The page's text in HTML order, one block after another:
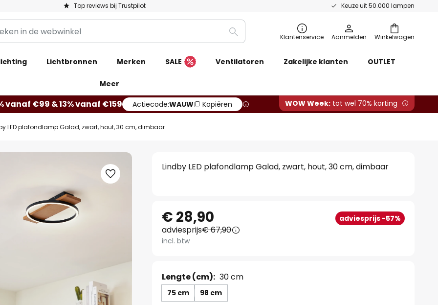
Top reviews bij Trustpilot Keuze uit 50.000 lampen
Winkelwagen
Zoeken Klantenservice Aanmelden
Lichtbronnen Merken SALE Ventilatoren Zakelijke klanten OUTLET
Meer
vanaf €99 & 13% vanaf €159 Actiecode:WAUW Kopiëren WOW Week: tot wel 70% korting
LED plafondlamp Galad, zwart, hout, 30 cm, dimbaar
Lindby LED plafondlamp Galad, zwart, hout, 30 cm, dimbaar
€ 28,90 adviesprijs -57%
adviesprijs€ 67,90
incl. btw
Lengte (cm): 30 cm
75 cm 98 cm